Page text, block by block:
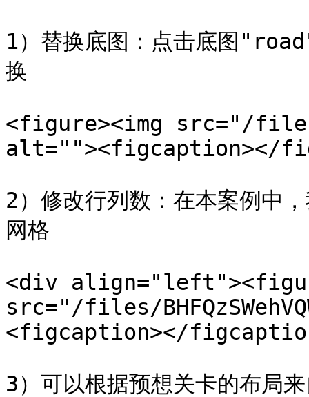
1）替换底图：点击底图
换
<figure><img src="/
alt=""><figcaption></
2）修改行列数：在本案例中
网格
<div
src="/files/
<figcaption></
3）可以根据预想关卡的布局